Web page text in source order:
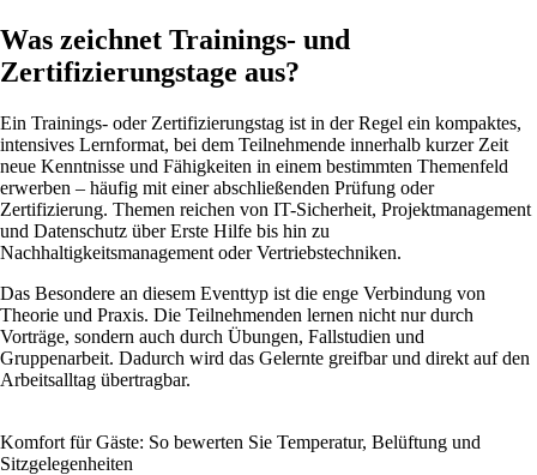
Was zeichnet Trainings- und
Zertifizierungstage aus?
Ein Trainings- oder Zertifizierungstag ist in der Regel ein kompaktes,
intensives Lernformat, bei dem Teilnehmende innerhalb kurzer Zeit
neue Kenntnisse und Fähigkeiten in einem bestimmten Themenfeld
erwerben – häufig mit einer abschließenden Prüfung oder
Zertifizierung. Themen reichen von IT-Sicherheit, Projektmanagement
und Datenschutz über Erste Hilfe bis hin zu
Nachhaltigkeitsmanagement oder Vertriebstechniken.
Das Besondere an diesem Eventtyp ist die enge Verbindung von
Theorie und Praxis. Die Teilnehmenden lernen nicht nur durch
Vorträge, sondern auch durch Übungen, Fallstudien und
Gruppenarbeit. Dadurch wird das Gelernte greifbar und direkt auf den
Arbeitsalltag übertragbar.
Komfort für Gäste: So bewerten Sie Temperatur, Belüftung und
Sitzgelegenheiten